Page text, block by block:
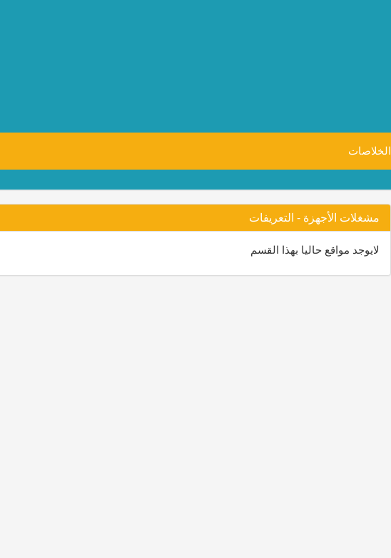
الخلاصات
مشغلات الأجهزة - التعريفات
لايوجد مواقع حاليا بهذا القسم